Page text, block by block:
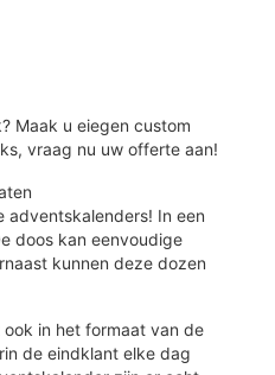
Maak u eiegen custom
vraag nu uw offerte aan!
In een
doos kan eenvoudige
kunnen deze dozen
in het formaat van de
de eindklant elke dag